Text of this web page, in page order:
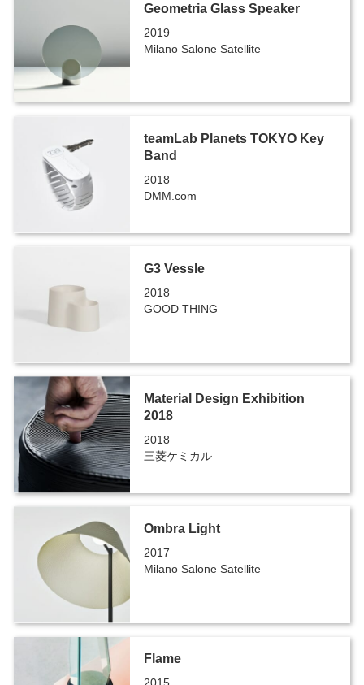
Geometria Glass Speaker
2019
Milano Salone Satellite
teamLab Planets TOKYO Key
Band
2018
DMM.com
G3 Vessle
2018
GOOD THING
Material Design Exhibition
2018
2018
三菱ケミカル
Ombra Light
2017
Milano Salone Satellite
Flame